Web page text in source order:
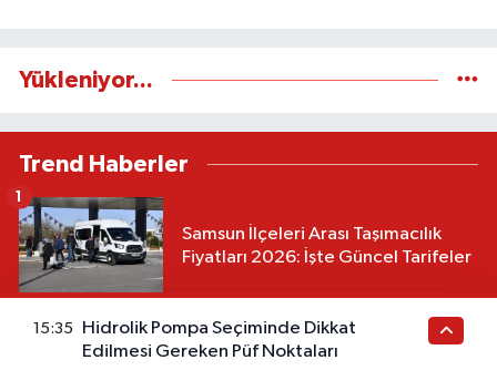
Yükleniyor...
Trend Haberler
Samsun İlçeleri Arası Taşımacılık
Fiyatları 2026: İşte Güncel Tarifeler
1
Viski fiyatları 2026 | Güncel Net
15:35
Hidrolik Pompa Seçiminde Dikkat
Edilmesi Gereken Püf Noktaları